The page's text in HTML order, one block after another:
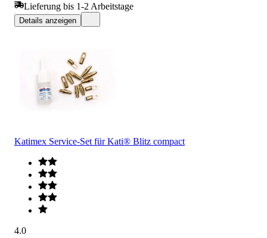
Lieferung bis 1-2 Arbeitstage
Details anzeigen
Katimex Service-Set für Kati® Blitz compact
4.0